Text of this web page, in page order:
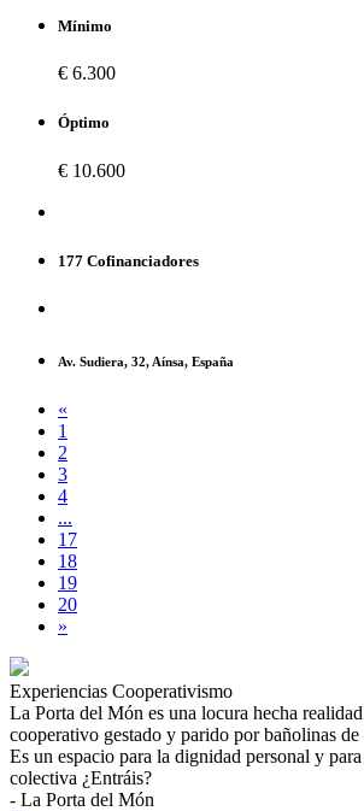
Mínimo
€ 6.300
Óptimo
€ 10.600
177 Cofinanciadores
Av. Sudiera, 32, Aínsa, España
«
1
2
3
4
...
17
18
19
20
»
Experiencias Cooperativismo
La Porta del Món es una locura hecha
cooperativo gestado y parido por bañolinas de
Es un espacio para la dignidad personal y
colectiva ¿Entráis?
- La Porta del Món